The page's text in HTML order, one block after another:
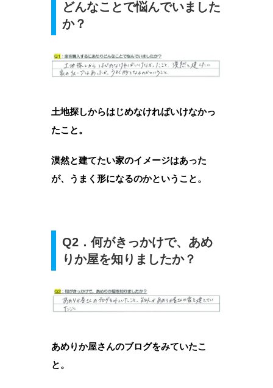
どんなことで悩んでいました
か？
土地探しからはじめなければいけなかっ
たこと。
漠然と建てたい家のイメージはあった
が、うまく形になるのかということ。
Q2．何がきっかけで、あめ
りか屋を知りましたか？
あめりか屋さんのブログをみていたこ
と。